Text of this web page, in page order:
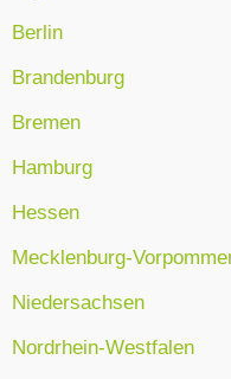
Berlin
Brandenburg
Bremen
Hamburg
Hessen
Mecklenburg-
Niedersachsen
Nordrhein-Westfalen